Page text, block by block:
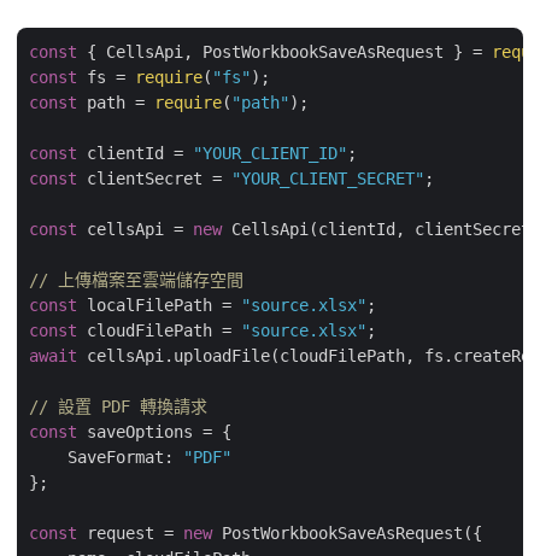
const { CellsApi, PostWorkbookSaveAsRequest } =
const fs = require( "fs"
const path = require( "path" );
const clientId = "YOUR_CLIENT_ID"
const clientSecret = "YOUR_CLIENT_SECRET" ;
const cellsApi = new CellsApi(clientId,
// 上傳檔案至雲端儲存空間
const localFilePath = "source.xlsx"
const cloudFilePath = "source.xlsx"
await cellsApi.uploadFile(cloudFilePath,
// 設置 PDF 轉換請求
const saveOptions = {
SaveFormat :
"PDF"
};
const request = new PostWorkbookSaveAsRequest({